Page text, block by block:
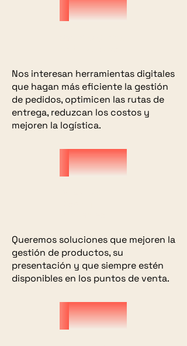
Nos interesan herramientas digitales
que hagan más eficiente la gestión
de pedidos, optimicen las rutas de
entrega, reduzcan los costos y
mejoren la logística.
Queremos soluciones que mejoren la
gestión de productos, su
presentación y que siempre estén
disponibles en los puntos de venta.